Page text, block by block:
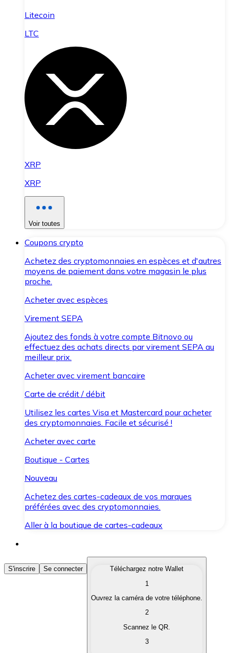
Litecoin
LTC
XRP
XRP
Voir toutes
Coupons crypto
Achetez des cryptomonnaies en espèces et d'autres
moyens de paiement dans votre magasin le plus
proche.
Acheter avec espèces
Virement SEPA
Ajoutez des fonds à votre compte Bitnovo ou
effectuez des achats directs par virement SEPA au
meilleur prix.
Acheter avec virement bancaire
Carte de crédit / débit
Utilisez les cartes Visa et Mastercard pour acheter
des cryptomonnaies. Facile et sécurisé !
Acheter avec carte
Boutique - Cartes
Nouveau
Achetez des cartes-cadeaux de vos marques
préférées avec des cryptomonnaies.
Aller à la boutique de cartes-cadeaux
Acheter des Cryptomonnaies
Achetez les cryptomonnaies qui vous intéressent
Convertissez vos cryptomonnaies en monnaie
S'inscrire Se connecter
Téléchargez notre Wallet
1
Ouvrez la caméra de votre téléphone.
2
Scannez le QR.
3